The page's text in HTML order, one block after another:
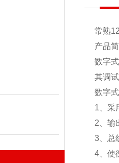
常熟
产品
数字
其调
数字
1 、
2 、
3 、
4 、